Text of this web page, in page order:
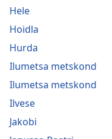
Hele
Hoidla
Hurda
Ilumetsa metskond
Ilumetsa metskond
Ilvese
Jakobi